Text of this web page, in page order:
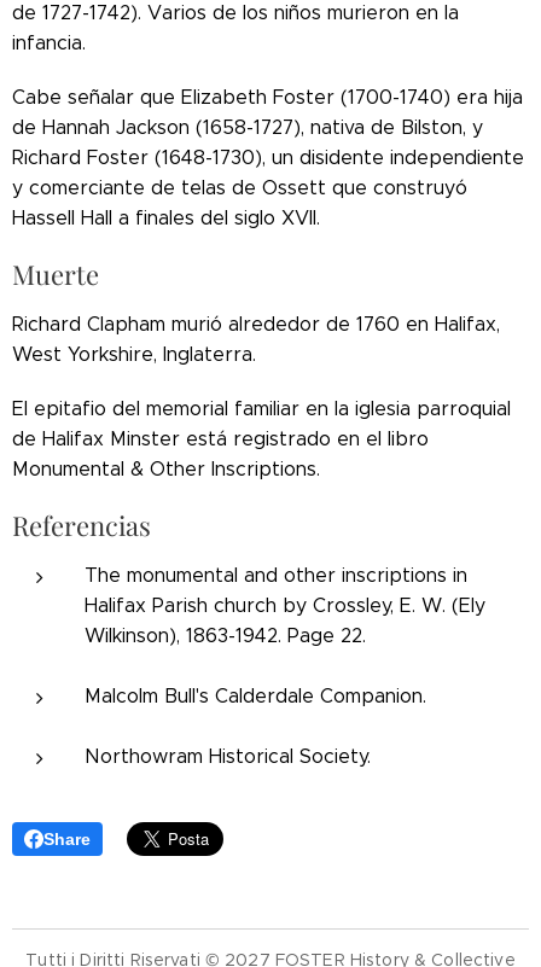
de 1727-1742). Varios de los niños murieron en la
infancia.
Cabe señalar que Elizabeth Foster (1700-1740) era hija
de Hannah Jackson (1658-1727), nativa de Bilston, y
Richard Foster (1648-1730), un disidente independiente
y comerciante de telas de Ossett que construyó
Hassell Hall a finales del siglo XVII.
Muerte
Richard Clapham murió alrededor de 1760 en Halifax,
West Yorkshire, Inglaterra.
El epitafio del memorial familiar en la iglesia parroquial
de Halifax Minster está registrado en el libro
Monumental & Other Inscriptions.
Referencias
The monumental and other inscriptions in
Halifax Parish church by Crossley, E. W. (Ely
Wilkinson), 1863-1942. Page 22.
Malcolm Bull's Calderdale Companion.
Northowram Historical Society.
Share
Tutti i Diritti Riservati © 2027 FOSTER History & Collective